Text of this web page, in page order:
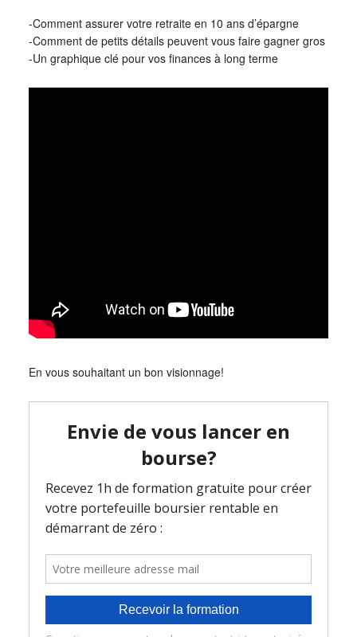
-Comment assurer votre retraite en 10 ans d’épargne
-Comment de petits détails peuvent vous faire gagner gros
-Un graphique clé pour vos finances à long terme
En vous souhaitant un bon visionnage!